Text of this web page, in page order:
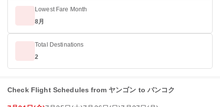
Lowest Fare Month
8月
Total Destinations
2
Check Flight Schedules from ヤンゴン to バンコク